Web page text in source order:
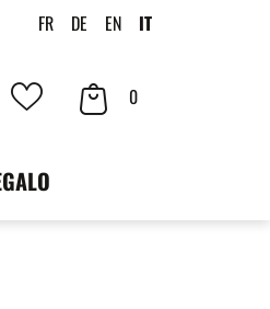
FR DE EN IT
tuoi
preferiti
Contenuto
0